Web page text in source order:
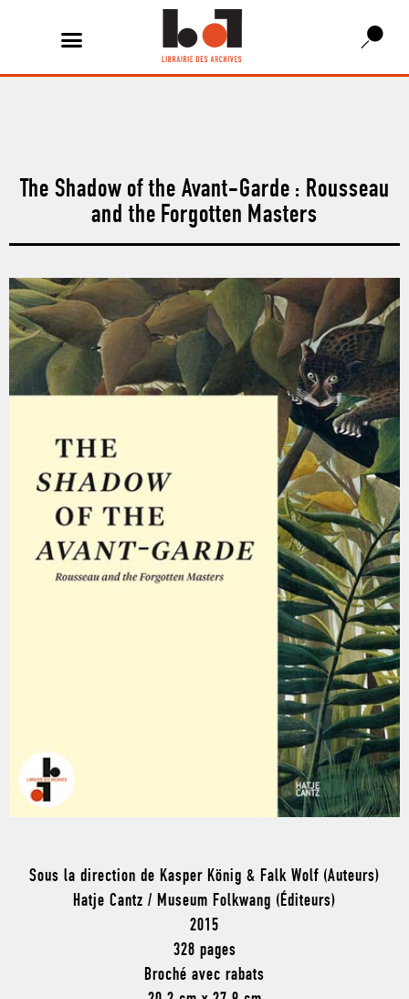
The Shadow of the Avant-Garde : Rousseau
and the Forgotten Masters
Sous la direction de Kasper König & Falk Wolf (Auteurs)
Hatje Cantz / Museum Folkwang (Éditeurs)
2015
328 pages
Broché avec rabats